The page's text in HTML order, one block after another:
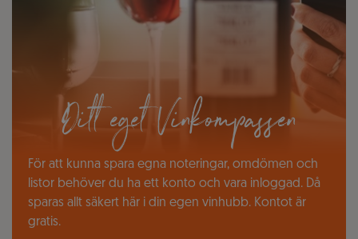
Ditt eget Vinkompassen
För att kunna spara egna noteringar, omdömen och
listor behöver du ha ett konto och vara inloggad. Då
sparas allt säkert här i din egen vinhubb. Kontot är
gratis.